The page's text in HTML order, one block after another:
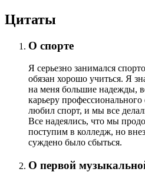
Цитаты
О спорте
Я серьезно занимался
обязан хорошо учиться. Я
на меня большие надежды,
карьеру
любил спорт, и мы все
Все надеялись, что мы
поступим в колледж, но
суждено было сбыться.
О первой